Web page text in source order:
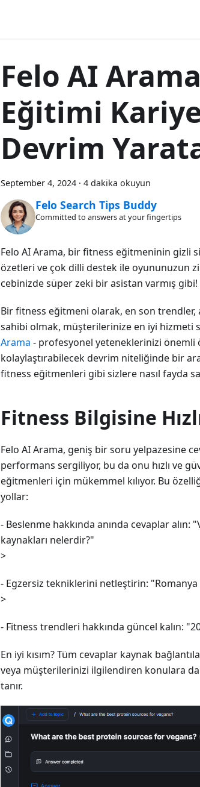
Felo AI
Eğitimi
Devrim
September 4, 2024 · 4 dakika okuyun
Felo Search Tips Buddy
Committed to answers at your fingertips
Felo AI Arama, bir fitness eğitmeninin gizli
özetleri ve çok dilli destek ile oyununuzun
cebinizde süper zeki bir asistan varmış gibi!
Bir fitness eğitmeni olarak, en son
sahibi olmak, müşterilerinize en iyi hizmeti
Arama - profesyonel yeteneklerinizi önemli
kolaylaştırabilecek devrim niteliğinde bir
fitness eğitmenleri gibi sizlere nasıl fayda
Fitness Bilgisine
Felo AI Arama, geniş bir soru yelpazesine
performans sergiliyor, bu da onu hızlı ve
eğitmenleri için mükemmel kılıyor. Bu
yollar:
- Beslenme hakkında anında cevaplar
kaynakları nelerdir?"
>
- Egzersiz tekniklerini netleştirin:
>
- Fitness trendleri hakkında güncel kalın:
En iyi kısım? Tüm cevaplar kaynak
veya müşterilerinizi ilgilendiren konulara
tanır.